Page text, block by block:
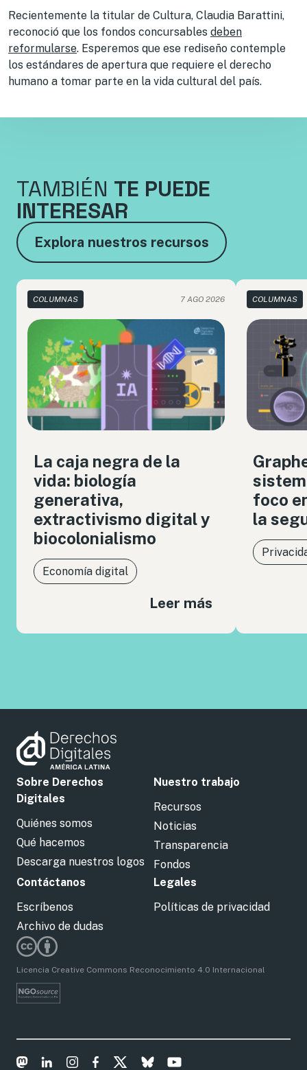
Recientemente la titular de Cultura, Claudia Barattini,
reconoció que los fondos concursables deben
reformularse. Esperemos que ese rediseño contemple
los estándares de apertura que requiere el derecho
humano a tomar parte en la vida cultural del país.
TAMBIÉN TE PUEDE
INTERESAR
Explora nuestros recursos
COLUMNAS 7 AGO 2026
La caja negra de la
vida: biología
generativa,
extractivismo digital y
biocolonialismo
Economía digital
Leer más
COLUMNAS
foco
la
Sobre Derechos
Digitales
Quiénes somos
Qué hacemos
Descarga nuestros logos
Nuestro trabajo
Recursos
Noticias
Transparencia
Fondos
Contáctanos
Escríbenos
Archivo de dudas
Legales
Políticas de privacidad
Licencia Creative Commons Reconocimiento 4.0 Internacional